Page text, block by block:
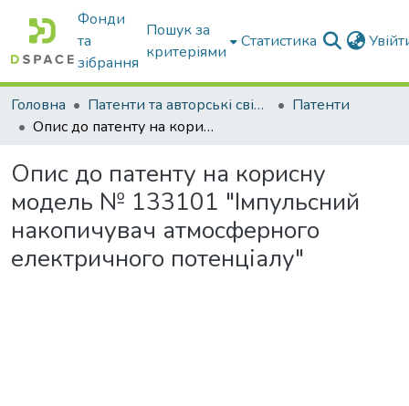
Фонди
та
зібрання
Пошук за
критеріями
Статистика
Головна Патенти та авторські свідоцтва
Патенти
Опис до патенту на корисну модель № 133101 "Імпульсний накопичувач атмосферного електричного потенціалу"
Опис до патенту на корисну
модель № 133101 "Імпульсний
накопичувач атмосферного
електричного потенціалу"